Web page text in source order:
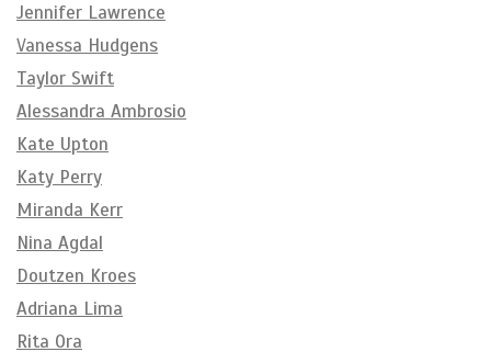
Jennifer Lawrence
Vanessa Hudgens
Taylor Swift
Alessandra Ambrosio
Kate Upton
Katy Perry
Miranda Kerr
Nina Agdal
Doutzen Kroes
Adriana Lima
Rita Ora